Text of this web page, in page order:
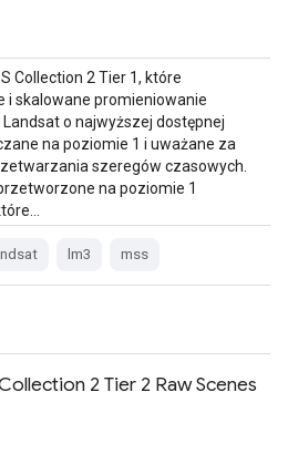
Collection 2 Tier 1, które
i skalowane promieniowanie
o najwyższej dostępnej
na poziomie 1 i uważane za
szeregów czasowych.
na poziomie 1
lm3 mss
2 Tier 2 Raw Scenes